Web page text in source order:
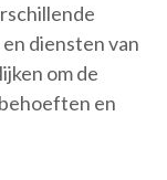
diensten van
om de
en